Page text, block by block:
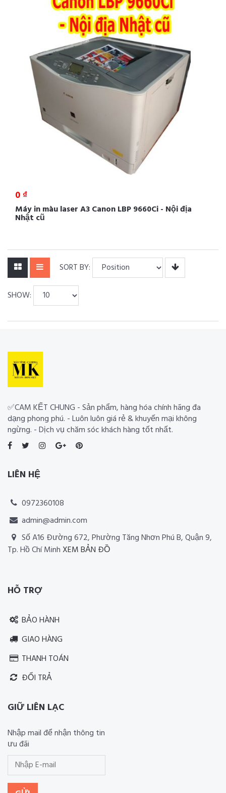
0 ₫
Máy in màu laser A3 Canon LBP 9660Ci - Nội địa
Nhật cũ
SORT BY:
SHOW:
✅CAM KẾT CHUNG - Sản phẩm, hàng hóa chính hãng đa
dạng phong phú. - Luôn luôn giá rẻ & khuyến mại không
ngừng. - Dịch vụ chăm sóc khách hàng tốt nhất.
LIÊN HỆ
0972360108
admin@admin.com
Số A16 Đường 672, Phường Tăng Nhơn Phú B, Quận 9,
Tp. Hồ Chí Minh XEM BẢN ĐỒ
HỖ TRỢ
BẢO HÀNH
GIAO HÀNG
THANH TOÁN
ĐỔI TRẢ
GIỮ LIÊN LẠC
Nhập mail để nhận thông tin
ưu đãi